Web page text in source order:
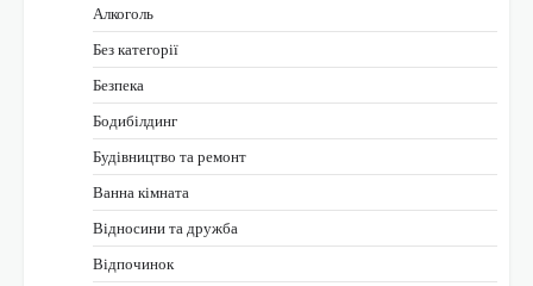
Алкоголь
Без категорії
Безпека
Бодибілдинг
Будівництво та ремонт
Ванна кімната
Відносини та дружба
Відпочинок